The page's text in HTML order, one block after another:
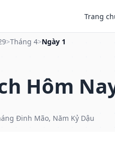
Trang
>Tháng 4>Ngày 1
Hôm
Đinh Mão, Năm Kỷ Dậu